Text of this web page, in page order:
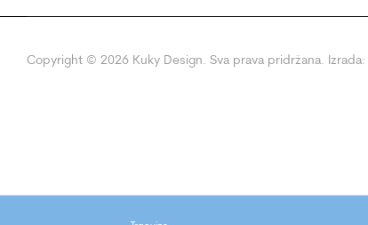
Copyright © 2026 Kuky Design. Sva prava pridržana. Izrada: